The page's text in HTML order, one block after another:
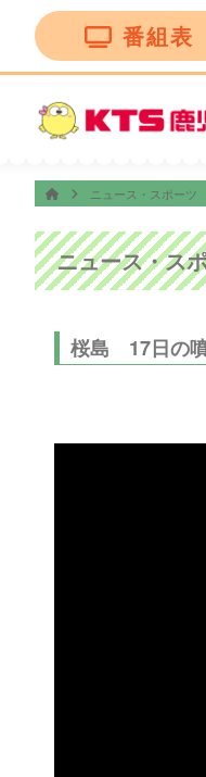
番組表
えた！ドッキリＧＰ
ニュース・スポーツ
ニュース・ス
桜島 17日の